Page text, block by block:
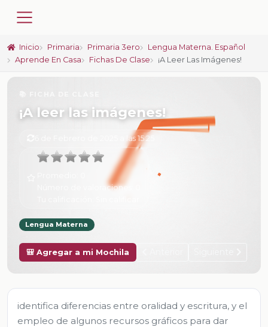
Inicio Primaria Primaria 3ero
Lengua Materna. Español
Aprende En Casa
Fichas De Clase ¡A Leer Las Imágenes!
¡A leer las imágenes!
6 de Febrero de 2025 a las 15:25
Número de valoraciones:
Lengua Materna
🎒 Agregar a mi Mochila
identifica diferencias entre oralidad y escritura, y el
empleo de algunos recursos gráficos para dar